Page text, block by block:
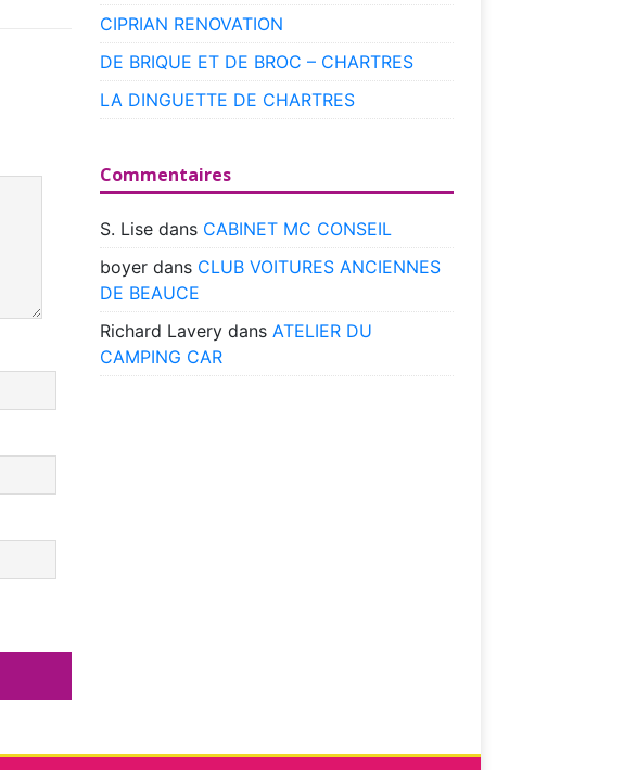
CIPRIAN RENOVATION
DE BRIQUE ET DE BROC – CHARTRES
LA DINGUETTE DE CHARTRES
Commentaires
S. Lisedans CABINET MC CONSEIL
boyerdans CLUB VOITURES ANCIENNES
DE BEAUCE
Richard Laverydans ATELIER DU
CAMPING CAR